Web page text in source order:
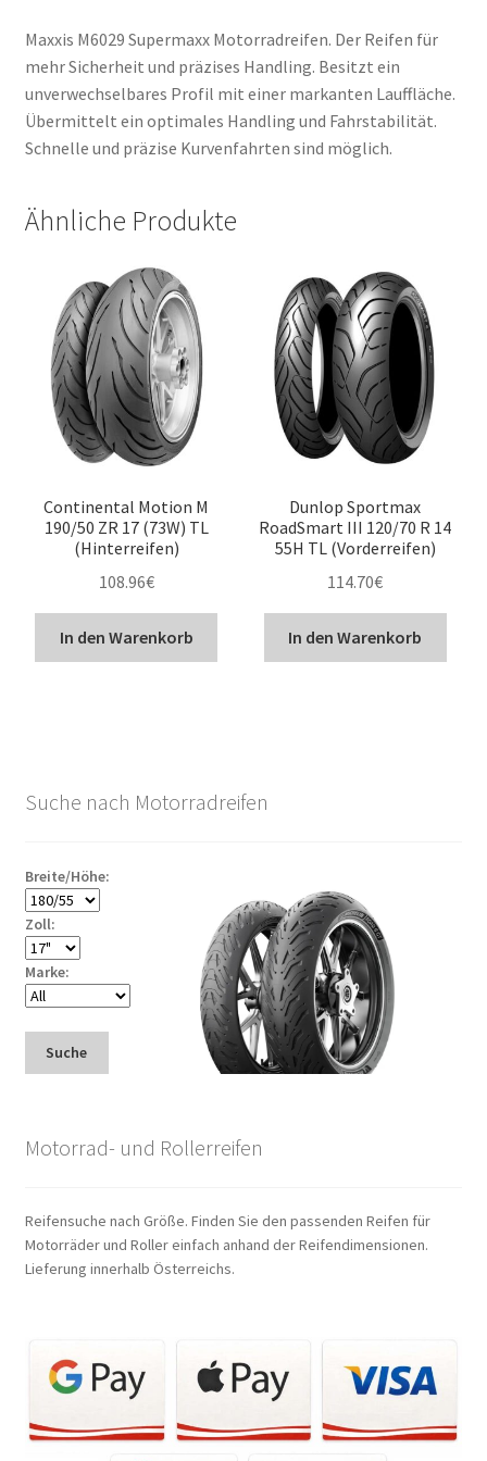
Maxxis M6029 Supermaxx Motorradreifen. Der Reifen für
mehr Sicherheit und präzises Handling. Besitzt ein
unverwechselbares Profil mit einer markanten Lauffläche.
Übermittelt ein optimales Handling und Fahrstabilität.
Schnelle und präzise Kurvenfahrten sind möglich.
Ähnliche Produkte
Continental Motion M
190/50 ZR 17 (73W) TL
(Hinterreifen)
108.96€
In den Warenkorb
Dunlop Sportmax
RoadSmart III 120/70 R 14
55H TL (Vorderreifen)
114.70€
In den Warenkorb
Suche nach Motorradreifen
Breite/Höhe:
Zoll:
Marke:
Suche
Motorrad- und Rollerreifen
Reifensuche nach Größe. Finden Sie den passenden Reifen für
Motorräder und Roller einfach anhand der Reifendimensionen.
Lieferung innerhalb Österreichs.